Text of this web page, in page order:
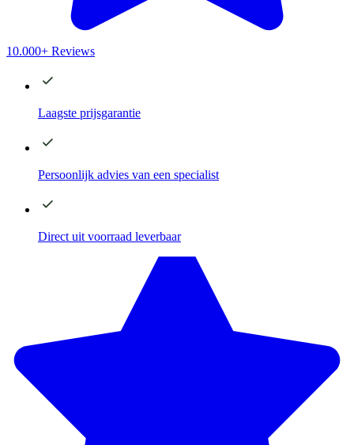
10.000+ Reviews
Laagste prijsgarantie
Persoonlijk advies van een specialist
Direct uit voorraad leverbaar